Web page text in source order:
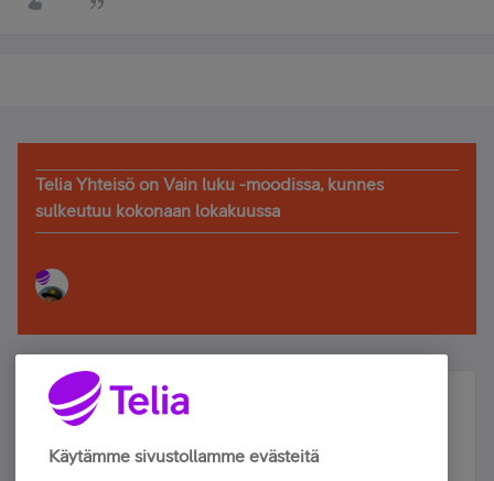
Telia Yhteisö on Vain luku -moodissa, kunnes
sulkeutuu kokonaan lokakuussa
Älä jää paitsi – osallistu ja voita!
Tilaa Telian uutiskirje ja olet mukana arvonnassa.
Käytämme sivustollamme evästeitä